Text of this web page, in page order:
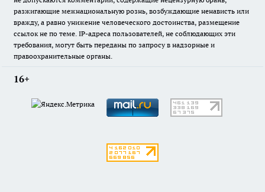
разжигающие межнациональную рознь, возбуждающие ненависть или
вражду, а равно унижение человеческого достоинства, размещение
ссылок не по теме. IP-адреса пользователей, не соблюдающих эти
требования, могут быть переданы по запросу в надзорные и
правоохранительные органы.
16+